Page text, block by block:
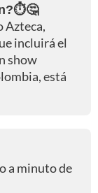
Azteca,
incluirá el
show
está
a minuto de